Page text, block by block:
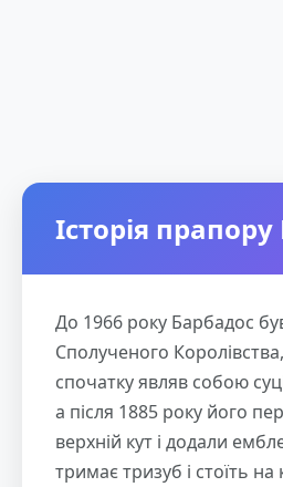
Історія
До 1966 року Барбадос
Сполученого
спочатку являв собою
а після 1885 року його
верхній кут і додали
тримає тризуб і стоїть на